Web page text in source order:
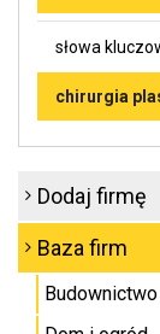
słowa
chirurgia
Dodaj firmę
Baza firm
Budownictwo